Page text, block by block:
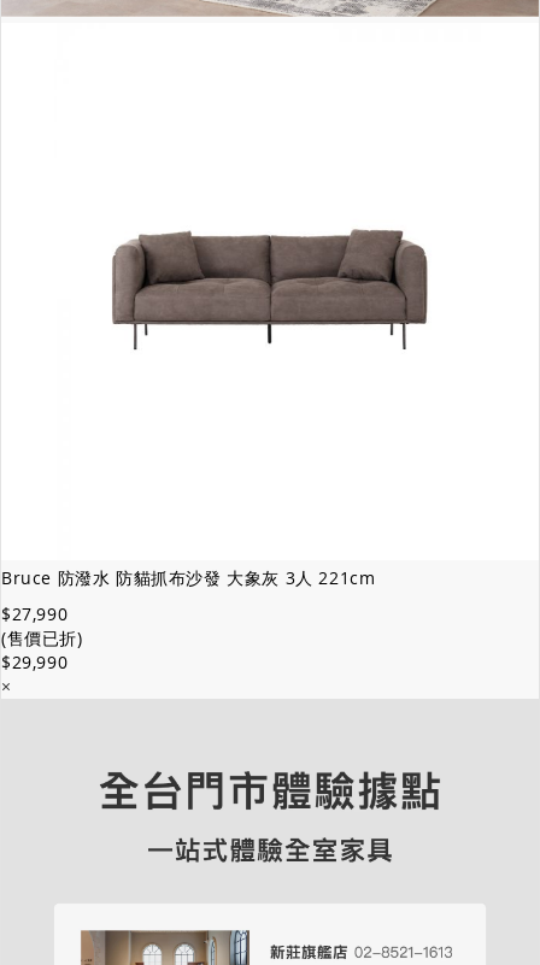
Bruce 防潑水 防貓抓布沙發 大象灰 3人 221cm
$27,990
(售價已折)
$29,990
×